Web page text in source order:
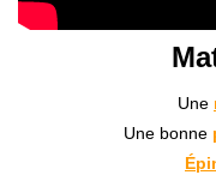
Une
Une bonne